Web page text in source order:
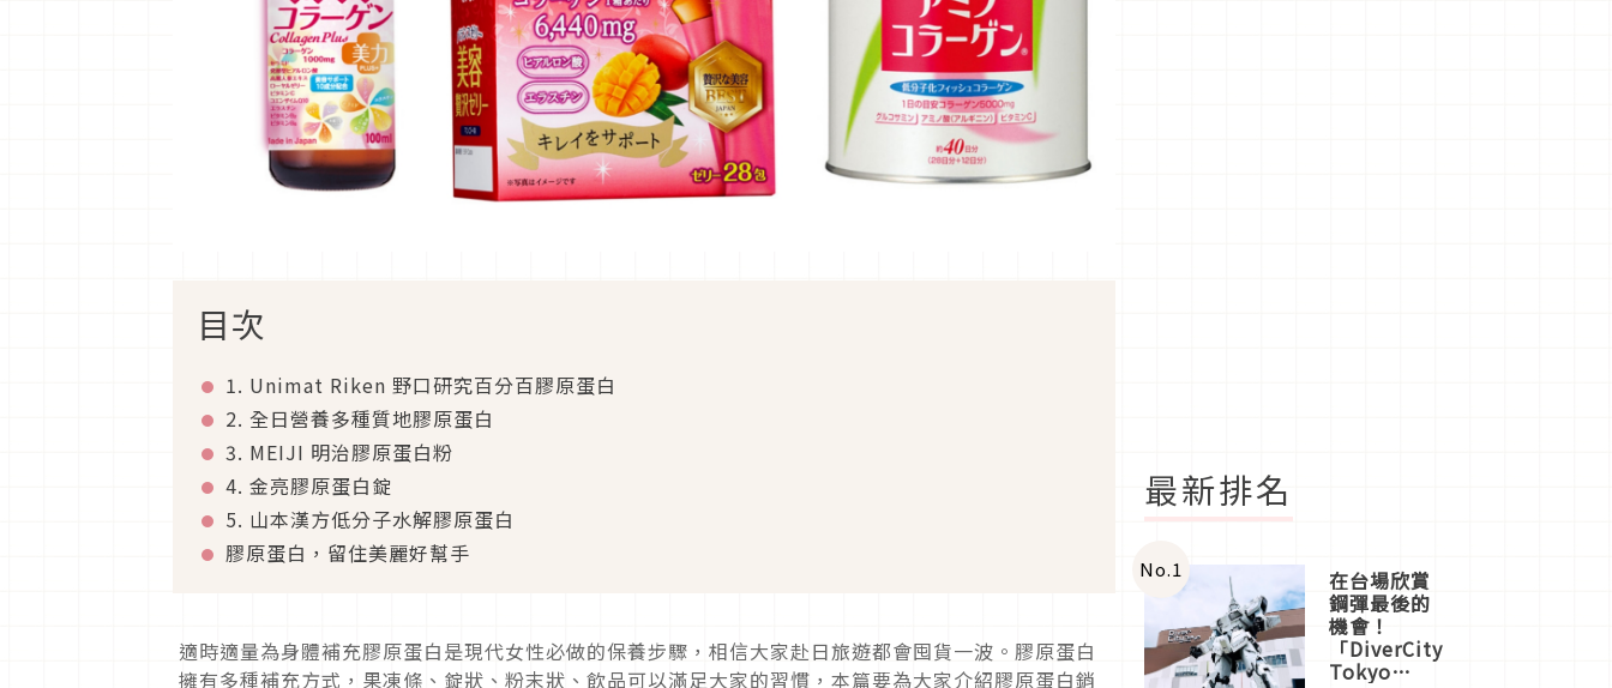
目次
1. Unimat Riken 野口研究百分百膠原蛋白
2. 全日營養多種質地膠原蛋白
3. MEIJI 明治膠原蛋白粉
4. 金亮膠原蛋白錠
5. 山本漢方低分子水解膠原蛋白
膠原蛋白，留住美麗好幫手
適時適量為身體補充膠原蛋白是現代女性必做的保養步驟，相信大家赴日旅遊都會囤貨一波。膠原蛋白
擁有多種補充方式，果凍條、錠狀、粉末狀、飲品可以滿足大家的習慣，本篇要為大家介紹膠原蛋白銷
最新排名
No.1 在台場欣賞
鋼彈最後的
機會！
「DiverCity
Tokyo